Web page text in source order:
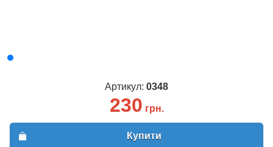
Артикул: 0348
230 грн.
Купити